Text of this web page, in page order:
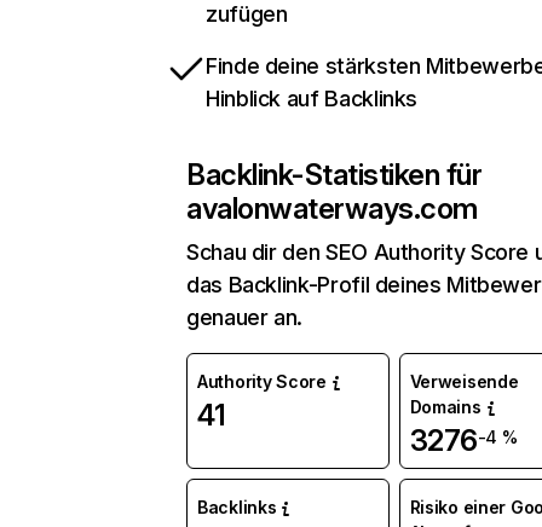
zufügen
Finde deine stärksten
Hinblick auf Backlinks
Backlink-Statistiken für
avalonwaterways.com
Schau dir den SEO Authority Score
das Backlink-Profil deines
genauer an.
Authority Score
41
Verweisende
Domains
3276-4 %
Backlinks
Risiko einer